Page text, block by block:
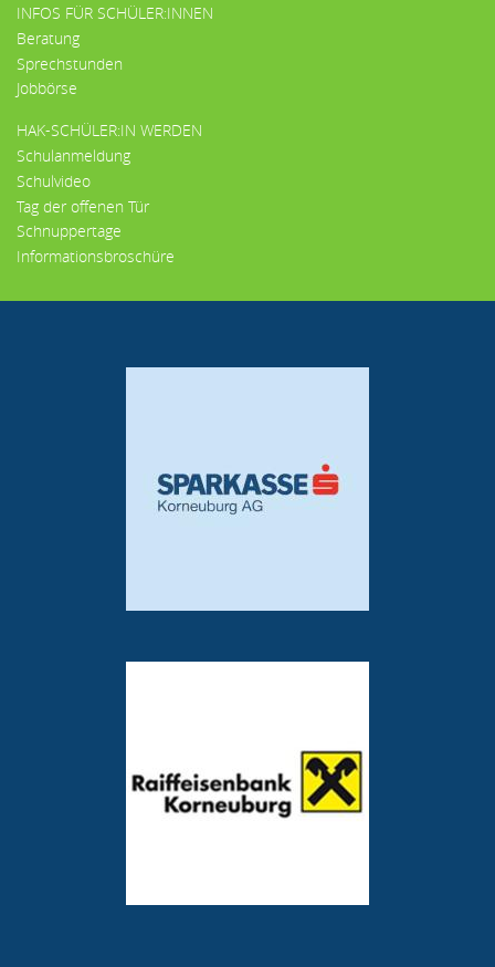
INFOS FÜR SCHÜLER:INNEN
Beratung
Sprechstunden
Jobbörse
HAK-SCHÜLER:IN WERDEN
Schulanmeldung
Schulvideo
Tag der offenen Tür
Schnuppertage
Informationsbroschüre